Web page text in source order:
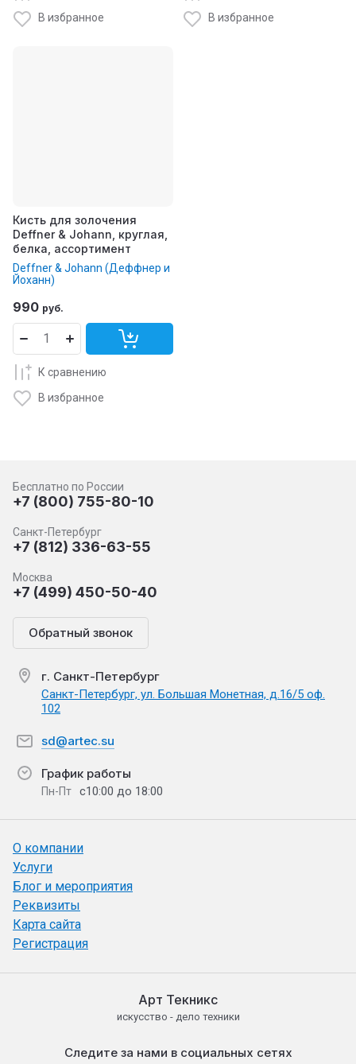
В избранное
В избранное
Кисть для золочения
Deffner & Johann, круглая,
белка, ассортимент
Deffner & Johann (Деффнер и
Йоханн)
990 руб.
К сравнению
В избранное
Бесплатно по России
+7 (800) 755-80-10
Санкт-Петербург
+7 (812) 336-63-55
Москва
+7 (499) 450-50-40
Обратный звонок
г. Санкт-Петербург
Санкт-Петербург, ул. Большая Монетная, д.16/5 оф.
102
sd@artec.su
График работы
Пн-Пт с10:00 до 18:00
О компании
Услуги
Блог и мероприятия
Реквизиты
Карта сайта
Регистрация
Арт Текникс
искусство - дело техники
Следите за нами в социальных сетях